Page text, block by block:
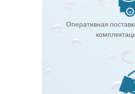
Оперативная